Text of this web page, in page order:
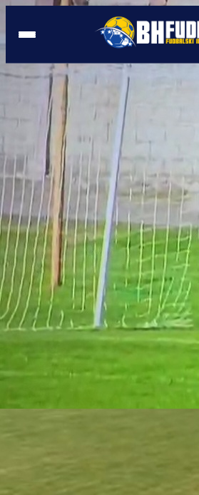
KRAJ LIGE
23:11, 05.06.2021
TUGA NA JUGU
ispala iz Prve lige FBiH!
Autor:
Redakcija
23:11, 05.06.2021